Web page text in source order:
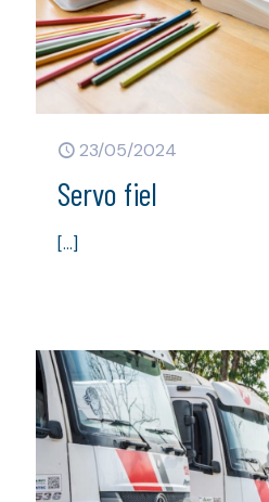
23/05/2024
Servo fiel
[…]